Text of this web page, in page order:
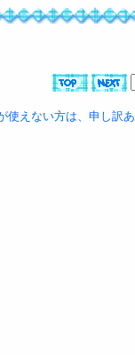
使えない方は、申し訳